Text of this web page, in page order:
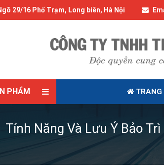
29/16 Phố Trạm, Long biên, Hà Nội
PHẨM TRANG
Tính Năng Và Lưu Ý Bảo